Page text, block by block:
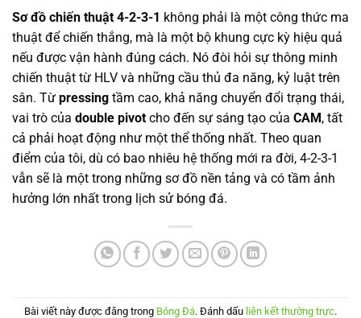
Sơ đồ chiến thuật 4-2-3-1 không phải là một công thức ma
thuật để chiến thắng, mà là một bộ khung cực kỳ hiệu quả
nếu được vận hành đúng cách. Nó đòi hỏi sự thông minh
chiến thuật từ HLV và những cầu thủ đa năng, kỷ luật trên
sân. Từ pressing tầm cao, khả năng chuyển đổi trạng thái,
vai trò của double pivot cho đến sự sáng tạo của CAM , tất
cả phải hoạt động như một thể thống nhất. Theo quan
điểm của tôi, dù có bao nhiêu hệ thống mới ra đời, 4-2-3-1
vẫn sẽ là một trong những sơ đồ nền tảng và có tầm ảnh
hưởng lớn nhất trong lịch sử bóng đá.
Bài viết này được đăng trong Bóng Đá. Đánh dấu liên kết thường trực.